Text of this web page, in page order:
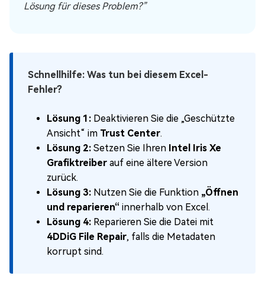
Lösung für dieses Problem?”
Schnellhilfe: Was tun bei diesem Excel-
Fehler?
Lösung 1: Deaktivieren Sie die „Geschützte
Ansicht“ im Trust Center.
Lösung 2: Setzen Sie Ihren Intel Iris Xe
Grafiktreiber auf eine ältere Version
zurück.
Lösung 3: Nutzen Sie die Funktion „Öffnen
und reparieren“ innerhalb von Excel.
Lösung 4: Reparieren Sie die Datei mit
4DDiG File Repair, falls die Metadaten
korrupt sind.